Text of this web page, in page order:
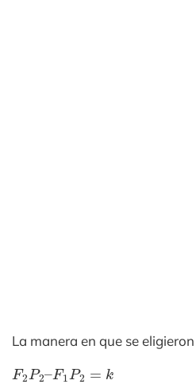
La manera en que se
F2 P –F 1P
k